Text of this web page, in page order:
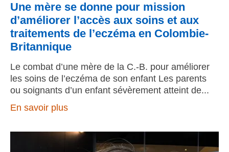
Une mère se donne pour mission
d’améliorer l’accès aux soins et aux
traitements de l’eczéma en Colombie-
Britannique
Le combat d’une mère de la C.-B. pour améliorer
les soins de l’eczéma de son enfant Les parents
ou soignants d’un enfant sévèrement atteint de
En savoir plus